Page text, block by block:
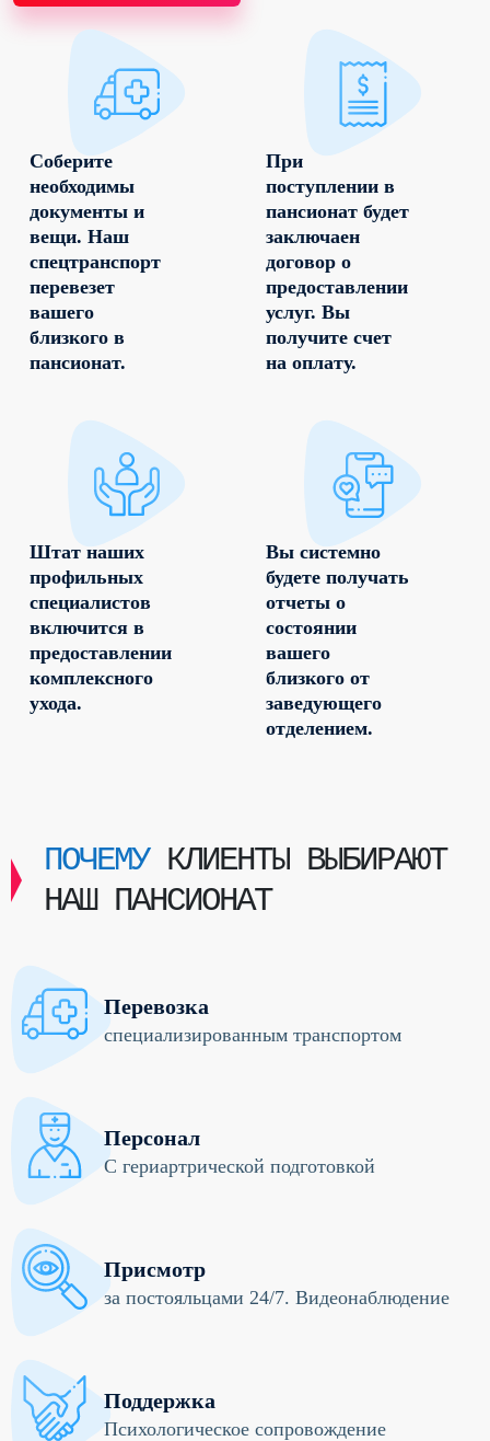
Соберите
необходимы
документы и
вещи. Наш
спецтранспорт
перевезет
вашего
близкого в
пансионат.
При
поступлении в
пансионат будет
заключаен
договор о
предоставлении
услуг. Вы
получите счет
на оплату.
Штат наших
профильных
специалистов
включится в
предоставлении
комплексного
ухода.
Вы системно
будете получать
отчеты о
состоянии
вашего
близкого от
заведующего
отделением.
ПОЧЕМУКЛИЕНТЫ ВЫБИРАЮТ
НАШ ПАНСИОНАТ
Перевозка
специализированным транспортом
Персонал
С гериартрической подготовкой
Присмотр
за постояльцами 24/7. Видеонаблюдение
Поддержка
Психологическое сопровождение